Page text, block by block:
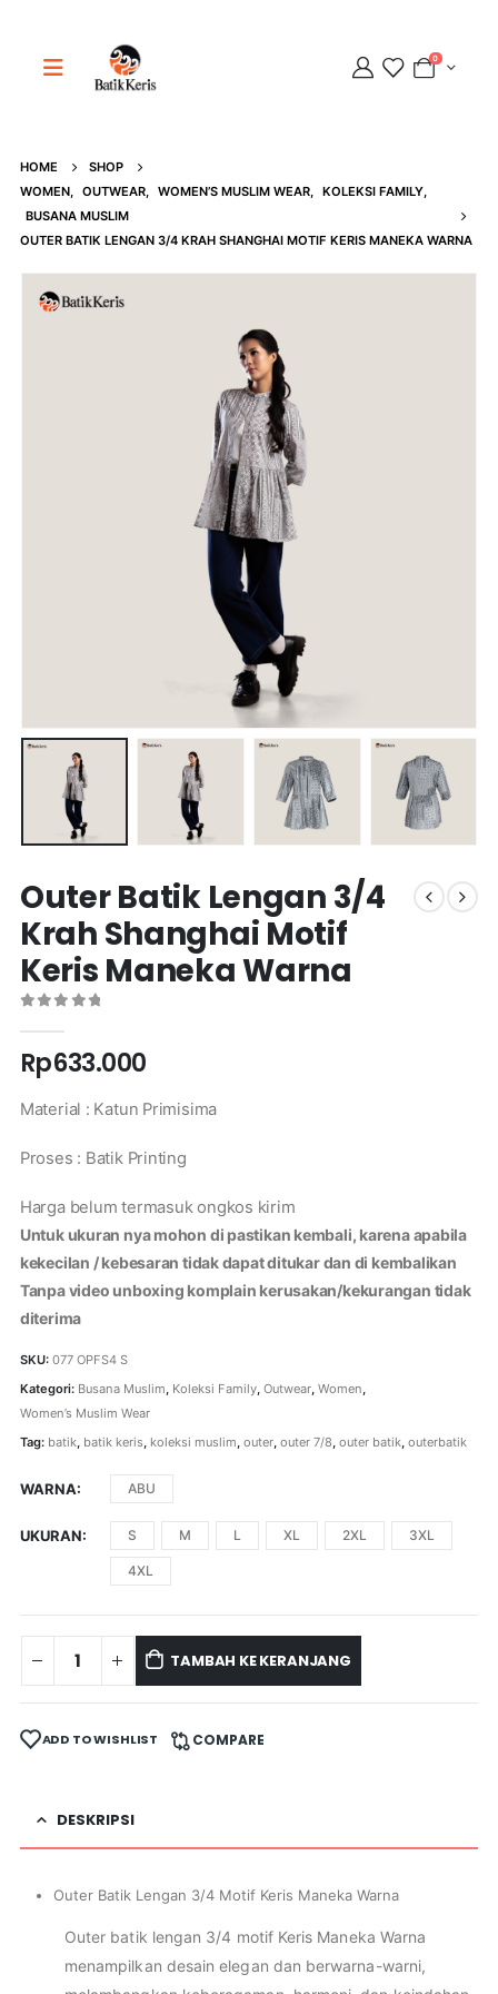
0
HOME
SHOP
WOMEN, OUTWEAR, WOMEN’S MUSLIM WEAR, KOLEKSI FAMILY,
BUSANA MUSLIM
OUTER BATIK LENGAN 3/4 KRAH SHANGHAI MOTIF KERIS MANEKA WARNA
Outer Batik Lengan 3/4
Krah Shanghai Motif
Keris Maneka Warna
Rp633.000
Material : Katun Primisima
Proses : Batik Printing
Harga belum termasuk ongkos kirim
Untuk ukuran nya mohon di pastikan kembali, karena apabila
kekecilan / kebesaran tidak dapat ditukar dan di kembalikan
Tanpa video unboxing komplain kerusakan/kekurangan tidak
diterima
SKU: 077 OPFS4 S
Kategori: Busana Muslim Koleksi Family, Outwear, Women
Women’s Muslim Wear
Tag: batik, batik keris, koleksi muslim outer, outer 7/8 outer batik, outerbatik
WARNA ABU
UKURAN S M L XL 2XL 3XL
4XL
TAMBAH KE KERANJANG
ADD TO WISHLIST COMPARE
DESKRIPSI
Outer Batik Lengan 3/4 Motif Keris Maneka Warna
Outer batik lengan 3/4 motif Keris Maneka Warna
menampilkan desain elegan dan berwarna-warni,
Adipati
Online